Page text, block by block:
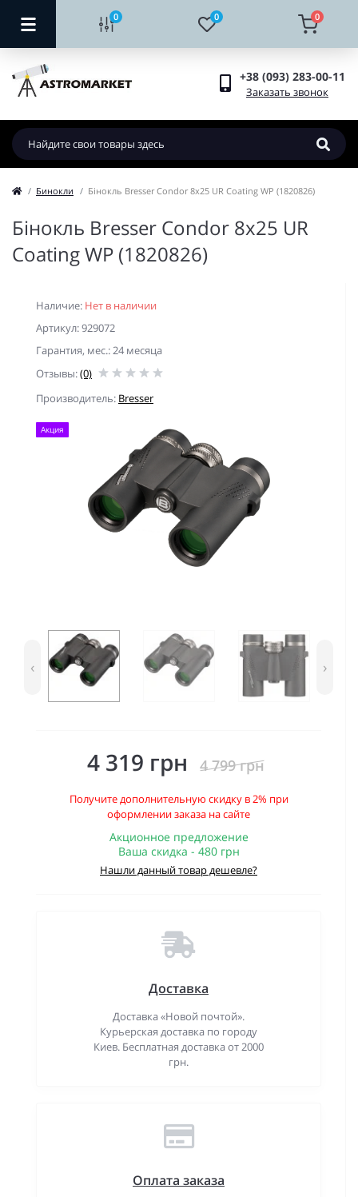
0 0 0
+38 (093) 283-00-11
Заказать звонок
Бинокли Бінокль Bresser Condor 8x25 UR Coating WP (1820826)
Бінокль Bresser Condor 8x25 UR
Coating WP (1820826)
Наличие: Нет в наличии
Артикул: 929072
Гарантия, мес.: 24 месяца
Отзывы:(0)
Производитель: Bresser
Акция
‹ ›
4 319 грн 4 799 грн
Получите дополнительную скидку в 2% при
оформлении заказа на сайте
Акционное предложение
Ваша скидка - 480 грн
Нашли данный товар дешевле?
Доставка
Доставка «Новой почтой».
Курьерская доставка по городу
Киев. Бесплатная доставка от 2000
грн.
Оплата заказа